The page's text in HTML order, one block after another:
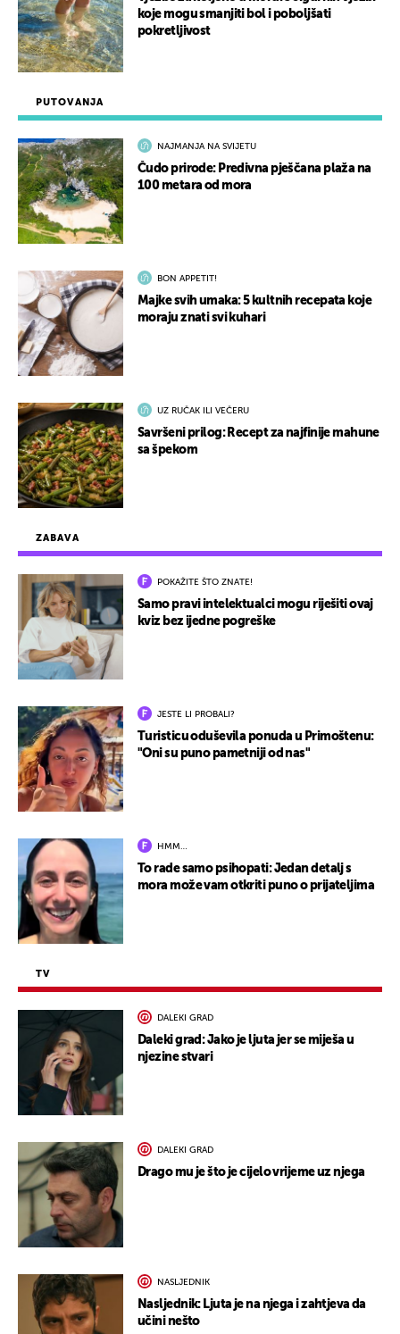
ZABAVA
POKAŽITE ŠTO ZNATE!
Samo pravi intelektualci mogu riješiti ovaj
kviz bez ijedne pogreške
JESTE LI PROBALI?
Turisticu oduševila ponuda u Primoštenu:
"Oni su puno pametniji od nas"
HMM…
To rade samo psihopati: Jedan detalj s
mora može vam otkriti puno o prijateljima
TV
DALEKI GRAD
Daleki grad: Jako je ljuta jer se miješa u
njezine stvari
DALEKI GRAD
Drago mu je što je cijelo vrijeme uz njega
NASLJEDNIK
Nasljednik: Ljuta je na njega i zahtjeva da
učini nešto
PUTOVANJA
NAJMANJA NA SVIJETU
Čudo prirode: Predivna pješčana plaža na
100 metara od mora
BON APPETIT!
Majke svih umaka: 5 kultnih recepata koje
moraju znati svi kuhari
UZ RUČAK ILI VEČERU
Savršeni prilog: Recept za najfinije mahune
sa špekom
koje mogu smanjiti bol i poboljšati
pokretljivost